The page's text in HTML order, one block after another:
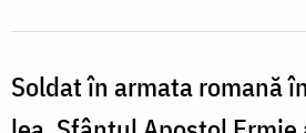
Soldat în armata romană